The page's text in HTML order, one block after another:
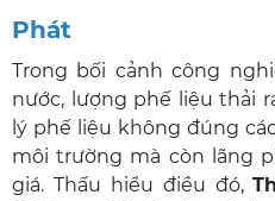
Phát
Trong bối cảnh công
nước, lượng phế liệu thải
lý phế liệu không đúng
môi trường mà còn lãng
giá. Thấu hiểu điều đó,